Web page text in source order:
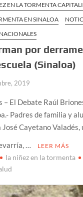
EN LA TORMENTA
EN SINALOA
por
(Sinaloa)
2019
– El Debate Raúl
Padres de familia y
Cayetano Valadés,
…
LEER MÁS
la niñez en la tormenta